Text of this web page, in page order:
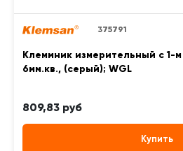
375791
Клеммник измерительный с 1-
6мм.кв., (серый); WGL
809,83 руб
Купить